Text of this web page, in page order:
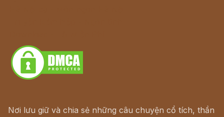
Nơi lưu giữ và chia sẻ những câu chuyện cổ tích, thần